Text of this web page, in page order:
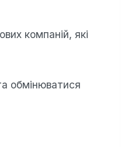
компаній, які
обмінюватися